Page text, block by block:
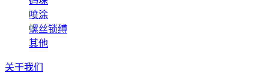
喷涂
螺丝锁缚
其他
关于我们